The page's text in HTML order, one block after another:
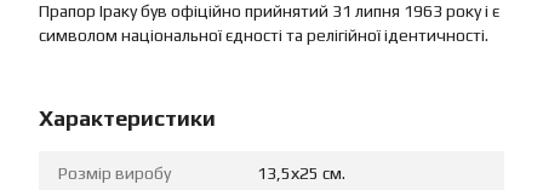
Прапор Іраку був офіційно прийнятий 31 липня 1963 року і є
символом національної єдності та релігійної ідентичності.
Характеристики
Розмір виробу 13,5х25 см.